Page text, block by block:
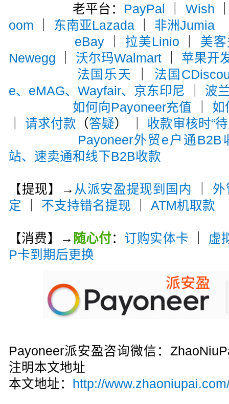
老平台： PayPal Wish
oom
东南亚Lazada
非洲Jumia
eBay｜ 拉美Linio
美
Newegg
沃尔玛Walmart
苹果开
法国乐天
法国
e、eMAG、Wayfair、京东印尼
波
如何向Payoneer充值
如
请求付款 （答疑） ｜ 收款审核时“
Payoneer外贸e户通B2B
站、速卖通和线下B2B收款
【提现】→ 从派安盈提现到国内
外
定
不支持错名提现 ｜ATM机取款
【消费】→ 随心付： 订购实体卡
虚
P卡到期后更换
Payoneer派安盈咨询微信：
注明本文地址
本文地址：
http://